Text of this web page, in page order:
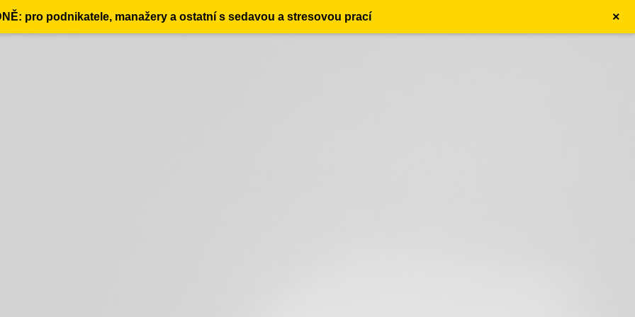
pro podnikatele, manažery a ostatní s sedavou a stresovou prací ×